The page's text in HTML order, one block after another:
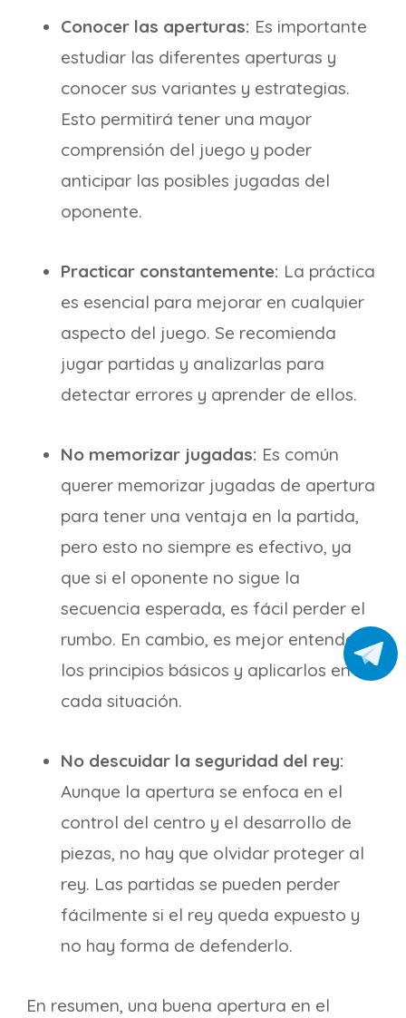
Conocer las aperturas: Es importante
estudiar las diferentes aperturas y
conocer sus variantes y estrategias.
Esto permitirá tener una mayor
comprensión del juego y poder
anticipar las posibles jugadas del
oponente.
Practicar constantemente: La práctica
es esencial para mejorar en cualquier
aspecto del juego. Se recomienda
jugar partidas y analizarlas para
detectar errores y aprender de ellos.
No memorizar jugadas: Es común
querer memorizar jugadas de apertura
para tener una ventaja en la partida,
pero esto no siempre es efectivo, ya
que si el oponente no sigue la
secuencia esperada, es fácil perder el
rumbo. En cambio, es mejor entender
los principios básicos y aplicarlos en
cada situación.
No descuidar la seguridad del rey:
Aunque la apertura se enfoca en el
control del centro y el desarrollo de
piezas, no hay que olvidar proteger al
rey. Las partidas se pueden perder
fácilmente si el rey queda expuesto y
no hay forma de defenderlo.
En resumen, una buena apertura en el